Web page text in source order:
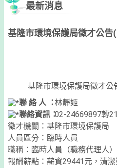
最新消息
基隆市環境保護局徵才公告
基隆市環境保護局徵才公
聯 絡 人 ：林靜姬
聯絡資訊：02-24669897轉21
徵才機關：基隆市環境保護局
人員區分：臨時人員
職稱：臨時人員（職務代理人）
報酬薪點：薪資29441元，清潔